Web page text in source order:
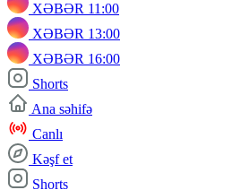
XƏBƏR 11:00
XƏBƏR 13:00
XƏBƏR 16:00
Shorts
Ana səhifə
Canlı
Kəşf et
Shorts